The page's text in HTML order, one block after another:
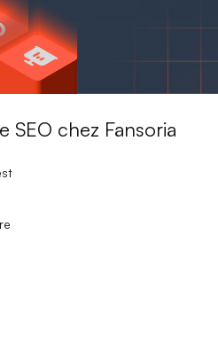
SEO chez Fansoria